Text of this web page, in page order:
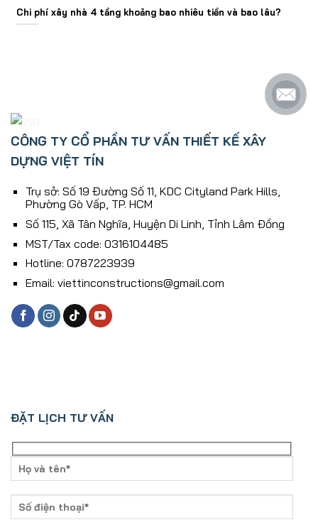
Chi phí xây nhà 4 tầng khoảng bao nhiêu tiền và bao lâu?
CÔNG TY CỔ PHẦN TƯ VẤN THIẾT KẾ XÂY
DỰNG VIỆT TÍN
Trụ sở: Số 19 Đường Số 11, KDC Cityland Park Hills,
Phường Gò Vấp, TP. HCM
Số 115, Xã Tân Nghĩa, Huyện Di Linh, Tỉnh Lâm Ðồng
MST/Tax code: 0316104485
Hotline: 0787223939
Email: viettinconstructions@gmail.com
ĐẶT LỊCH TƯ VẤN